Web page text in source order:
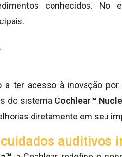
conhecidos. No
.
a ter acesso à inovação
do sistema Cochlear™
diretamente em seu
auditivos